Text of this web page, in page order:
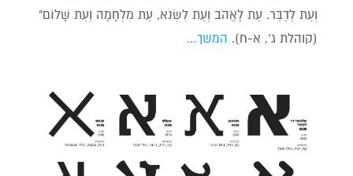
וְעֵת לְדַבֵּר. עֵת לֶאֱהֹב וְעֵת לִשְׂנֹא, עֵת מִלְחָמָה וְעֵת שָׁלוֹם"
(קוהלת ג', א-ח). המשך…